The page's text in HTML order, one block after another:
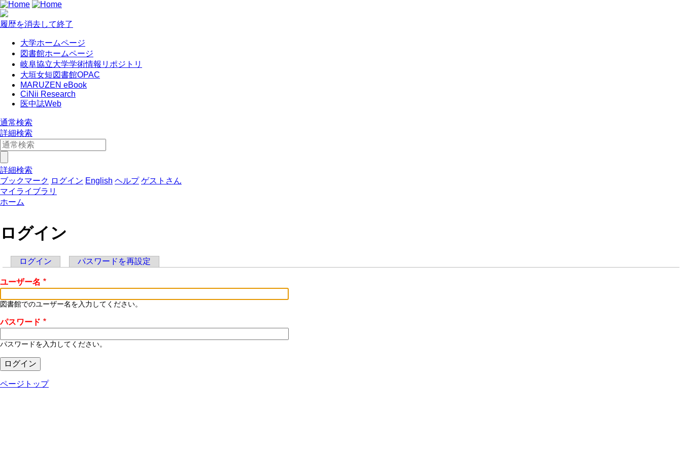
履歴を消去して終了
大学ホームページ
図書館ホームページ
岐阜協立大学学術情報リポジトリ
大垣女短図書館OPAC
MARUZEN eBook
CiNii Research
医中誌Web
通常検索
詳細検索
詳細検索
ブックマーク ログイン English ヘルプ ゲストさん
マイライブラリ
ホーム
ログイン
ラ
イ
マ
リ
ー
タ
ブ
ログイン (アクティブなタブ)
パスワードを再設定
ユーザー名
図書館でのユーザー名を入力してください。
パスワード
パスワードを入力してください。
ページトップ